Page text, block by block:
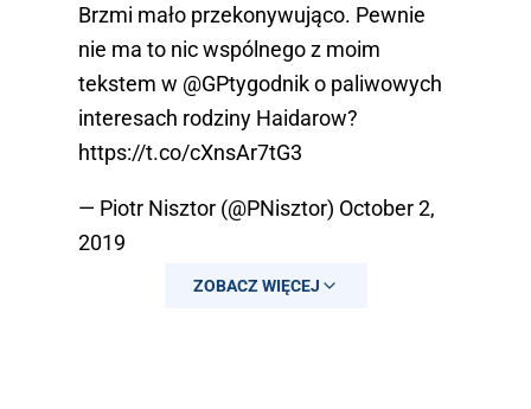
Brzmi mało przekonywująco. Pewnie
nie ma to nic wspólnego z moim
tekstem w @GPtygodniko paliwowych
interesach rodziny Haidarow?
https://t.co/cXnsAr7tG3
— Piotr Nisztor (@PNisztor) October 2,
2019
ZOBACZ WIĘCEJ